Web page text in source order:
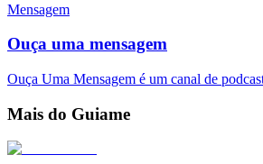
Mensagem
Ouça uma mensagem
Ouça Uma Mensagem é um canal de
Mais do Guiame